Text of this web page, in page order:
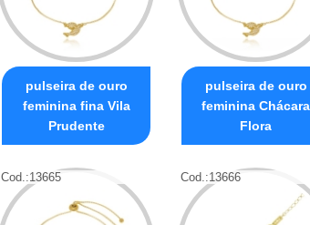
pulseira de ouro
feminina fina Vila
Prudente
pulseira de ouro
feminina Chácara
Flora
Cod.:13665 Cod.:13666